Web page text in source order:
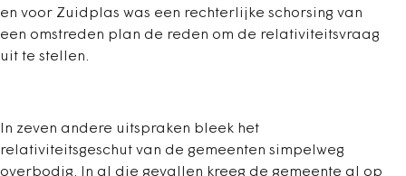
en voor Zuidplas was een rechterlijke schorsing van
een omstreden plan de reden om de relativiteitsvraag
uit te stellen.
In zeven andere uitspraken bleek het
relativiteitsgeschut van de gemeenten simpelweg
overbodig. In al die gevallen kreeg de gemeente al op